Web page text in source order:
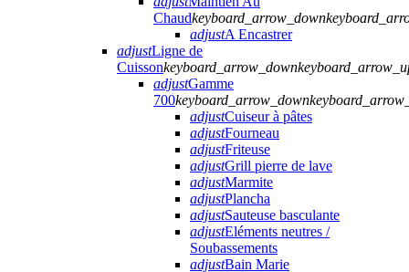
Chaudkeyboard_arrow_down
adjustA Encastrer
adjustLigne de
Cuissonkeyboard_arrow_down
adjustGamme
700keyboard_arrow_down
adjustCuiseur à pâtes
adjustFourneau
adjustFriteuse
adjustGrill pierre de lave
adjustMarmite
adjustPlancha
adjustSauteuse basculante
adjustEléments neutres /
Soubassements
adjustBain Marie